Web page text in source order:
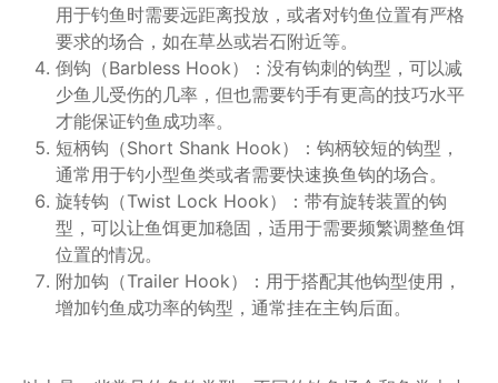
用于钓鱼时需要远距离投放，或者对钓鱼位置有严格
要求的场合，如在草丛或岩石附近等。
倒钩（Barbless Hook）：没有钩刺的钩型，可以减
少鱼儿受伤的几率，但也需要钓手有更高的技巧水平
才能保证钓鱼成功率。
短柄钩（Short Shank Hook）：钩柄较短的钩型，
通常用于钓小型鱼类或者需要快速换鱼钩的场合。
旋转钩（Twist Lock Hook）：带有旋转装置的钩
型，可以让鱼饵更加稳固，适用于需要频繁调整鱼饵
位置的情况。
附加钩（Trailer Hook）：用于搭配其他钩型使用，
增加钓鱼成功率的钩型，通常挂在主钩后面。